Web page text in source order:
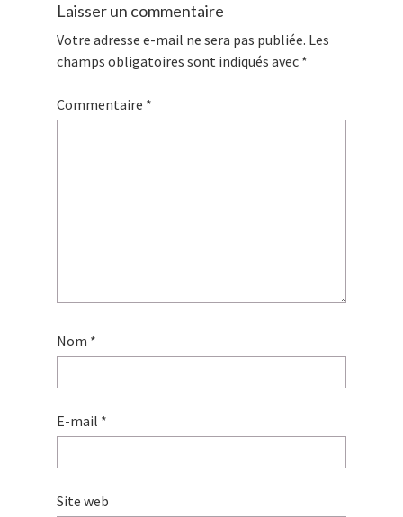
Laisser un commentaire
Votre adresse e-mail ne sera pas publiée. Les
champs obligatoires sont indiqués avec *
Commentaire *
Nom *
E-mail *
Site web